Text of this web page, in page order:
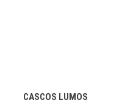
CASCOS LUMOS